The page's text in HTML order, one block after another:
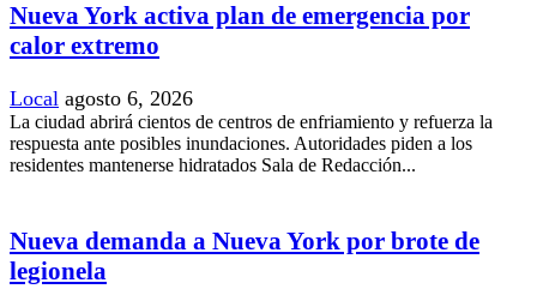
Nueva York activa plan de emergencia por
calor extremo
Local agosto 6, 2026
La ciudad abrirá cientos de centros de enfriamiento y refuerza la
respuesta ante posibles inundaciones. Autoridades piden a los
residentes mantenerse hidratados Sala de Redacción...
Nueva demanda a Nueva York por brote de
legionela